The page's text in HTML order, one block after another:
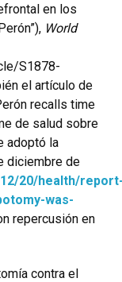
en los
World
S1878-
el artículo de
recalls time
de salud sobre
adoptó la
diciembre de
20/health/
was-
repercusión en
contra el